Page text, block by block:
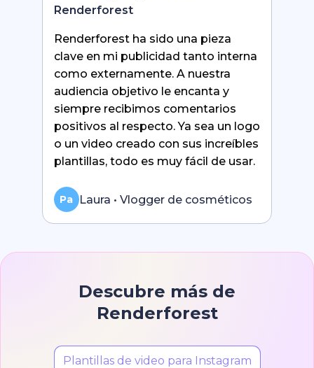
Renderforest
Renderforest ha sido una pieza
clave en mi publicidad tanto interna
como externamente. A nuestra
audiencia objetivo le encanta y
siempre recibimos comentarios
positivos al respecto. Ya sea un logo
o un video creado con sus increíbles
plantillas, todo es muy fácil de usar.
Pa Laura • Vlogger de cosméticos
Descubre más de
Renderforest
Plantillas de video para Instagram